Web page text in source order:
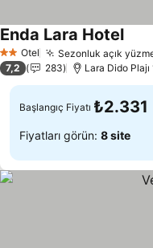
2 Yıldız
Otel Sezonluk açık
Enda Lara Hotel
7,2 283 Lara Dido
Başlangıç Fiyatı ₺2.331
Fiyatları görün: 8 site